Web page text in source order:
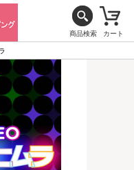
商品検索 カート